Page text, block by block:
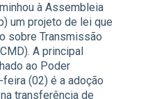
à Assembleia
um projeto de lei que
sobre Transmissão
A principal
ao Poder
(02) é a adoção
transferência de